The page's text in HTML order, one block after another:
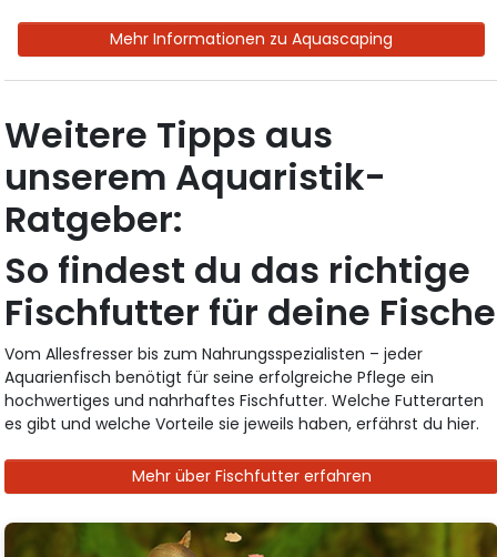
Mehr Informationen zu Aquascaping
Weitere Tipps aus
unserem Aquaristik-
Ratgeber:
So findest du das richtige
Fischfutter für deine Fische
Vom Allesfresser bis zum Nahrungsspezialisten – jeder
Aquarienfisch benötigt für seine erfolgreiche Pflege ein
hochwertiges und nahrhaftes Fischfutter. Welche Futterarten
es gibt und welche Vorteile sie jeweils haben, erfährst du hier.
Mehr über Fischfutter erfahren